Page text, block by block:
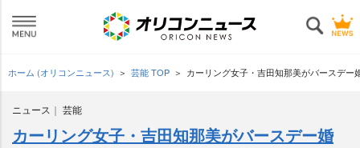
ホーム (オリコンニュース) 芸能 TOP カーリング女子・吉田知那美がバースデ
ニュース 芸能
カーリング女子・吉田知那美がバースデー婚